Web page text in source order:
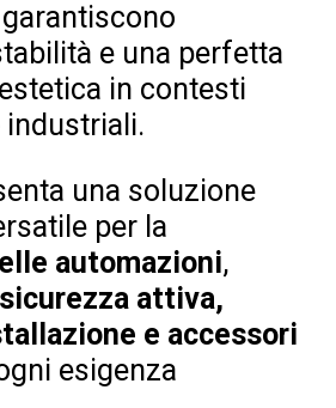
e una perfetta
in contesti
industriali.
una soluzione
per la
automazioni,
sicurezza attiva,
e accessori
esigenza